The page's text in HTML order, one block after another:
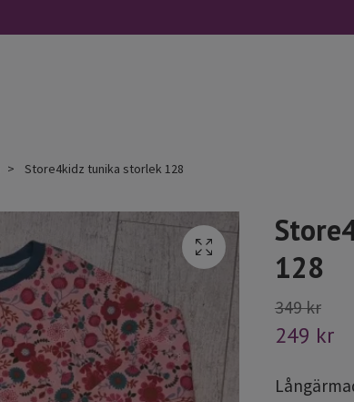
Store4kidz tunika storlek 128
128
349 kr
249 kr